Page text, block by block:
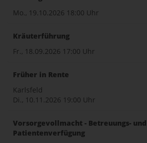
Mo., 19.10.2026 18:00 Uhr
Kräuterführung
Fr., 18.09.2026 17:00 Uhr
Früher in Rente
Karlsfeld
Di., 10.11.2026 19:00 Uhr
Vorsorgevollmacht - Betreuungs- und
Patientenverfügung